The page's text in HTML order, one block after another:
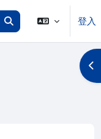
搜尋課程
搜尋課程
登入
開